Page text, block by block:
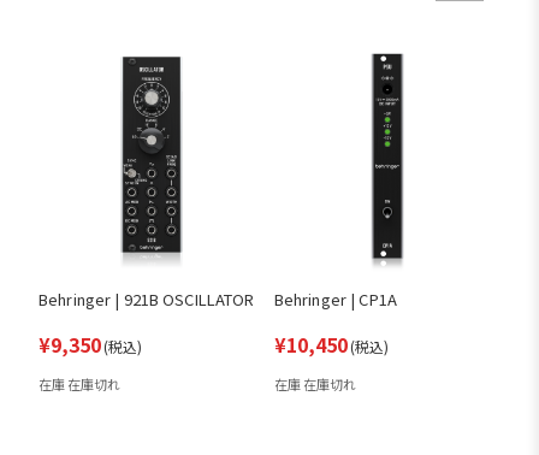
Behringer | 921B OSCILLATOR
¥9,350(税込)
在庫 在庫切れ
Behringer | CP1A
¥10,450(税込)
在庫 在庫切れ